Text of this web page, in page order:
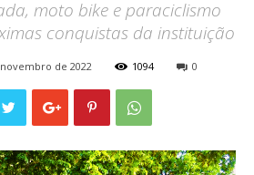
moto bike e paraciclismo
conquistas da instituição
de 2022 1094 0